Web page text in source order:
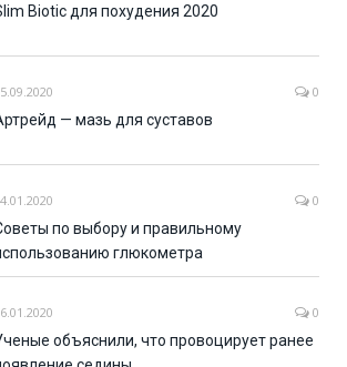
Biotic для похудения 2020
0
— мазь для суставов
0
по выбору и правильному
глюкометра
0
объяснили, что провоцирует ранее